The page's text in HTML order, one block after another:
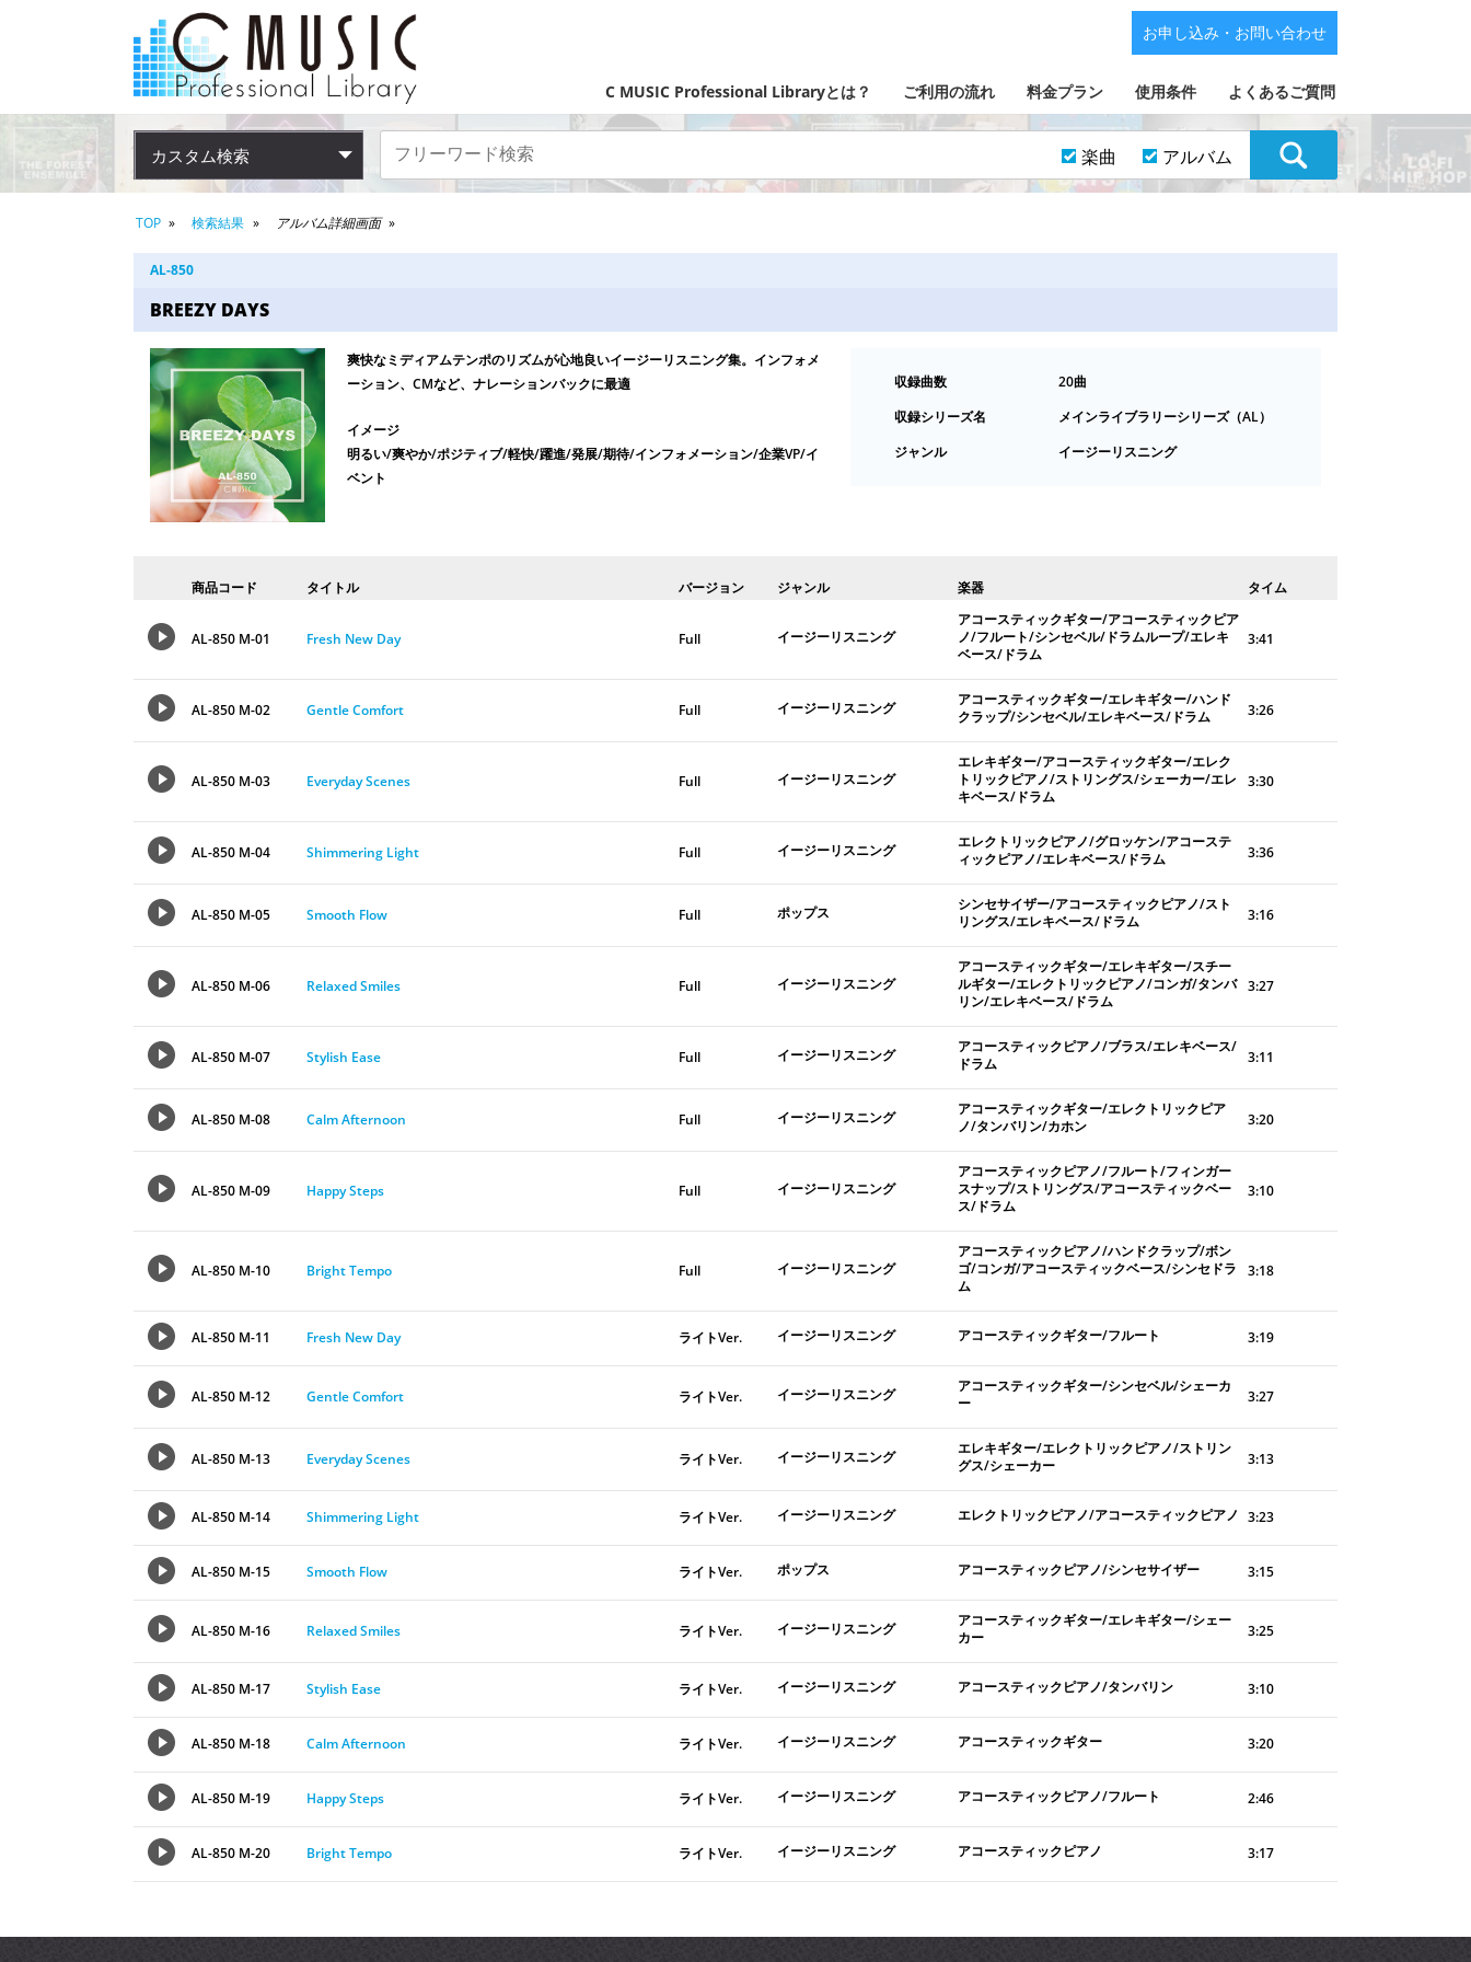
C MUSIC Professional Libraryとは？ ご利用の流れ 料金プラン 使用条件 よくあるご質問
お申し込み・お問い合わせ
カスタム検索 楽曲 アルバム
TOP 検索結果 アルバム詳細画面
AL-850
BREEZY DAYS
爽快なミディアムテンポのリズムが心地良いイージーリスニング集。インフォメ
ーション、CMなど、ナレーションバックに最適
イメージ
明るい/爽やか/ポジティブ/軽快/躍進/発展/期待/インフォメーション/企業VP/イ
ベント
収録曲数
20曲
収録シリーズ名
メインライブラリーシリーズ（AL）
ジャンル
イージーリスニング
商品コード タイトル バージョン ジャンル 楽器 タイム
AL-850 M-01 Fresh New Day Full イージーリスニング
アコースティックギター/アコースティックピア
ノ/フルート/シンセベル/ドラムループ/エレキ
ベース/ドラム
3:41
AL-850 M-02 Gentle Comfort Full イージーリスニング
アコースティックギター/エレキギター/ハンド
クラップ/シンセベル/エレキベース/ドラム
3:26
AL-850 M-03 Everyday Scenes Full イージーリスニング
エレキギター/アコースティックギター/エレク
トリックピアノ/ストリングス/シェーカー/エレ
キベース/ドラム
3:30
AL-850 M-04 Shimmering Light Full イージーリスニング
エレクトリックピアノ/グロッケン/アコーステ
ィックピアノ/エレキベース/ドラム
3:36
AL-850 M-05 Smooth Flow Full ポップス
シンセサイザー/アコースティックピアノ/スト
リングス/エレキベース/ドラム
3:16
AL-850 M-06 Relaxed Smiles Full イージーリスニング
アコースティックギター/エレキギター/スチー
ルギター/エレクトリックピアノ/コンガ/タンバ
リン/エレキベース/ドラム
3:27
AL-850 M-07 Stylish Ease Full イージーリスニング
アコースティックピアノ/ブラス/エレキベース/
ドラム
3:11
AL-850 M-08 Calm Afternoon Full イージーリスニング
アコースティックギター/エレクトリックピア
ノ/タンバリン/カホン
3:20
AL-850 M-09 Happy Steps Full イージーリスニング
アコースティックピアノ/フルート/フィンガー
スナップ/ストリングス/アコースティックベー
ス/ドラム
3:10
AL-850 M-10 Bright Tempo Full イージーリスニング
アコースティックピアノ/ハンドクラップ/ボン
ゴ/コンガ/アコースティックベース/シンセドラ
ム
3:18
AL-850 M-11 Fresh New Day ライトVer. イージーリスニング アコースティックギター/フルート 3:19
AL-850 M-12 Gentle Comfort ライトVer. イージーリスニング
アコースティックギター/シンセベル/シェーカ
ー
3:27
AL-850 M-13 Everyday Scenes ライトVer. イージーリスニング
エレキギター/エレクトリックピアノ/ストリン
グス/シェーカー
3:13
AL-850 M-14 Shimmering Light ライトVer. イージーリスニング エレクトリックピアノ/アコースティックピアノ 3:23
AL-850 M-15 Smooth Flow ライトVer. ポップス アコースティックピアノ/シンセサイザー 3:15
AL-850 M-16 Relaxed Smiles ライトVer. イージーリスニング
アコースティックギター/エレキギター/シェー
カー
3:25
AL-850 M-17 Stylish Ease ライトVer. イージーリスニング アコースティックピアノ/タンバリン 3:10
AL-850 M-18 Calm Afternoon ライトVer. イージーリスニング アコースティックギター 3:20
AL-850 M-19 Happy Steps ライトVer. イージーリスニング アコースティックピアノ/フルート 2:46
AL-850 M-20 Bright Tempo ライトVer. イージーリスニング アコースティックピアノ 3:17